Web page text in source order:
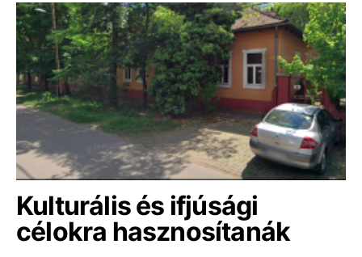
Kulturális és ifjúsági
célokra hasznosítanák